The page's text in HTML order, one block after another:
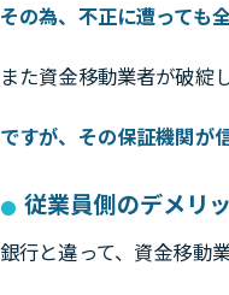
その為、不正に遭っても
また資金移動業者が破綻
ですが、その保証機関が
従業員側のデメリ
銀行と違って、資金移動